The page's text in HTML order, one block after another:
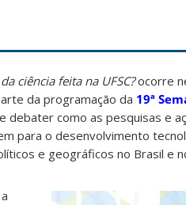
ciência feita na UFSC?ocorre
da programação da 19ª
debater como as pesquisas e
para o desenvolvimento
e geográficos no Brasil e